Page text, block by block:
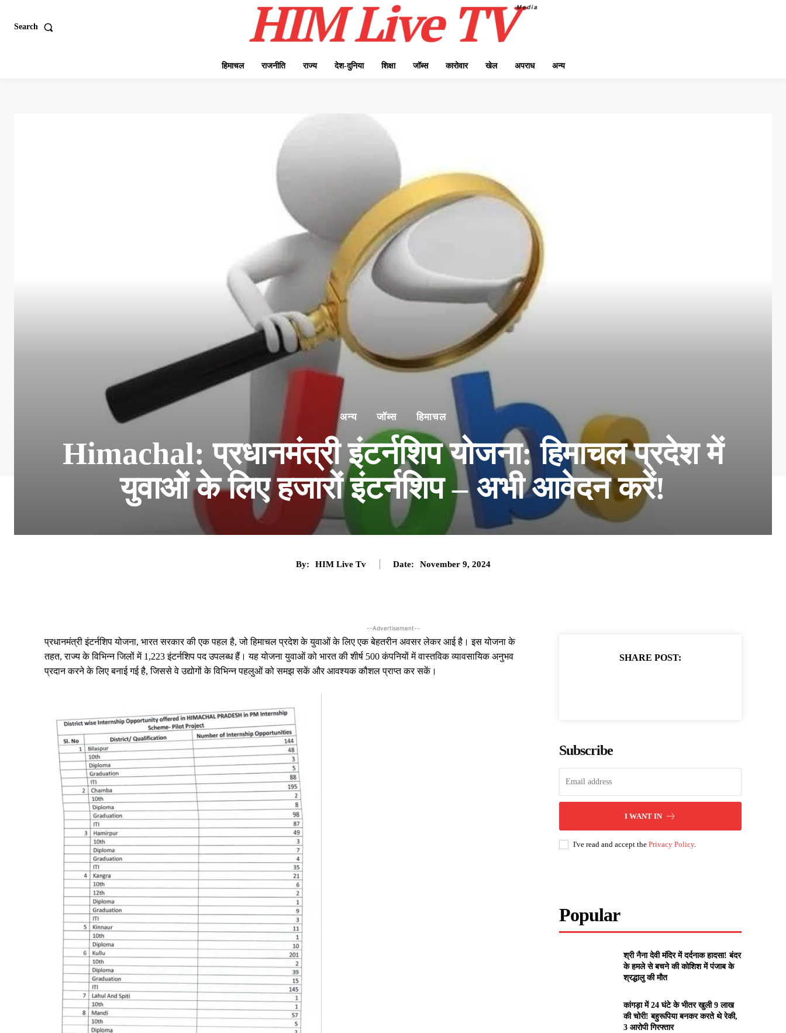
Search
हिमाचल राजनीति राज्य देश-दुनिया शिक्षा जॉब्स कारोवार खेल अपराध अन्य
अन्य जॉब्स हिमाचल
Himachal: प्रधानमंत्री इंटर्नशिप योजना: हिमाचल प्रदेश में
युवाओं के लिए हजारों इंटर्नशिप – अभी आवेदन करें!
By: HIM Live Tv Date: November 9, 2024
--Advertisement--
प्रधानमंत्री इंटर्नशिप योजना, भारत सरकार की एक पहल है, जो हिमाचल प्रदेश के युवाओं के लिए एक बेहतरीन अवसर लेकर आई है। इस योजना के
तहत, राज्य के विभिन्न जिलों में 1,223 इंटर्नशिप पद उपलब्ध हैं। यह योजना युवाओं को भारत की शीर्ष 500 कंपनियों में वास्तविक व्यावसायिक अनुभव
प्रदान करने के लिए बनाई गई है, जिससे वे उद्योगों के विभिन्न पहलुओं को समझ सकें और आवश्यक कौशल प्राप्त कर सकें।
SHARE POST:
Subscribe
I WANT IN
I've read and accept thePrivacy Policy.
Popular
श्री नैना देवी मंदिर में दर्दनाक हादसा! बंदर
के हमले से बचने की कोशिश में पंजाब के
श्रद्धालु की मौत
कांगड़ा में 24 घंटे के भीतर खुली 9 लाख
की चोरी! बहुरूपिया बनकर करते थे रेकी,
3 आरोपी गिरफ्तार